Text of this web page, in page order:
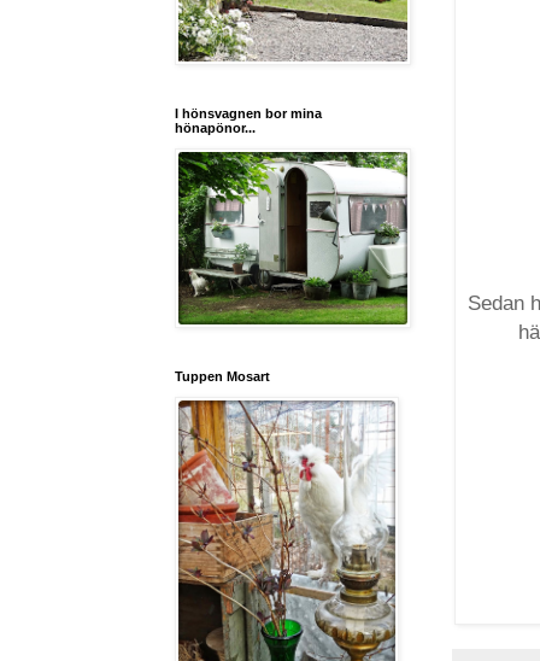
Sedan
I hönsvagnen bor mina
hönapönor...
Tuppen Mosart